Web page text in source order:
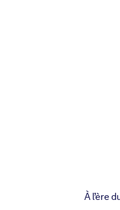
Enriquezca su
Alimente sus sistemas
À l’ère